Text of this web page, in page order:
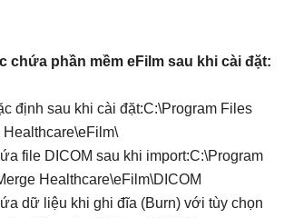
chứa phần mềm eFilm sau khi cài đặt:
định sau khi cài đặt:C:\Program Files
Healthcare\eFilm\
file DICOM sau khi import:C:\Program
Healthcare\eFilm\DICOM
dữ liệu khi ghi đĩa (Burn) với tùy chọn